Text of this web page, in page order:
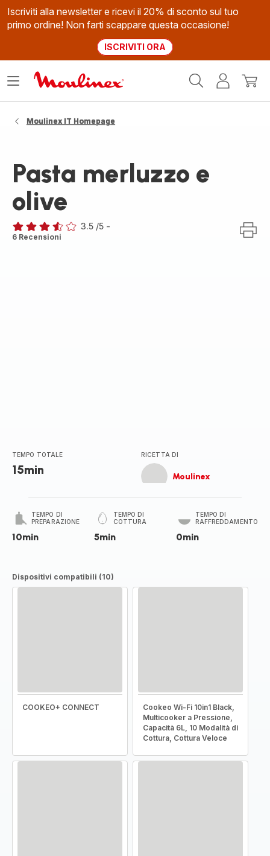
Iscriviti alla newsletter e ricevi il 20% di sconto sul tuo
primo ordine! Non farti scappare questa occasione!
ISCRIVITI ORA
Il
Apri
Moulinex IT Homepage
Pasta merluzzo e
olive
ratings.3.5
3.5 /5 -
6 Recensioni
TEMPO TOTALE
15min
RICETTA DI
Moulinex
TEMPO DI
PREPARAZIONE
10min
TEMPO DI
COTTURA
5min
TEMPO DI
RAFFREDDAMENTO
0min
Dispositivi compatibili (10)
COOKEO+ CONNECT
Cookeo Wi-Fi 10in1 Black,
Multicooker a Pressione,
Capacità 6L, 10 Modalità di
Cottura, Cottura Veloce